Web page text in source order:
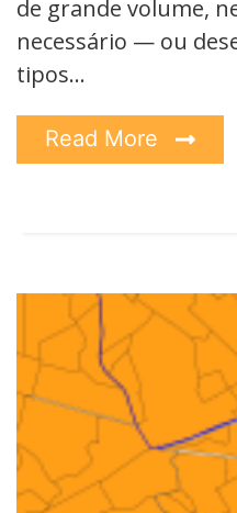
de grande volume,
necessário — ou
tipos…
Read More